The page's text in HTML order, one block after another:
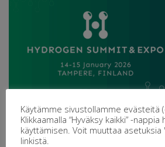
Käytämme sivustollamme evästeitä
Klikkaamalla “Hyväksy kaikki” -
käyttämisen. Voit muuttaa
linkistä.